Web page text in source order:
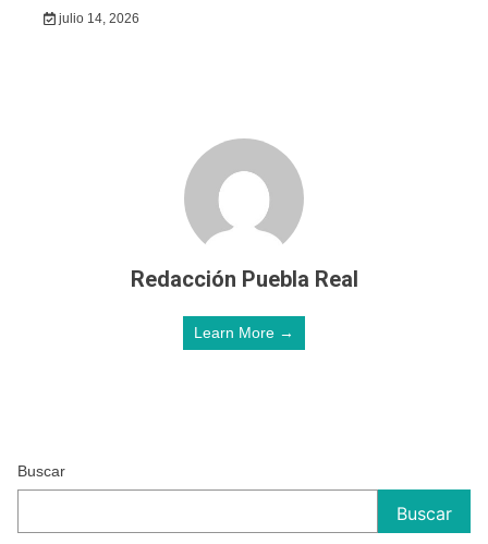
julio 14, 2026
Redacción Puebla Real
Learn More →
Buscar
Buscar